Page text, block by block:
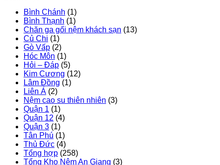
Bình Chánh (1)
Bình Thạnh (1)
Chăn ga gối nệm khách sạn (13)
Củ Chi (1)
Gò Vấp (2)
Hóc Môn (1)
Hỏi – Đáp (5)
Kim Cương (12)
Lâm Đồng (1)
Liên Á (2)
Nệm cao su thiên nhiên (3)
Quận 1 (1)
Quận 12 (4)
Quận 3 (1)
Tân Phú (1)
Thủ Đức (4)
Tổng hợp (258)
Tổng Kho Nệm An Giang (3)